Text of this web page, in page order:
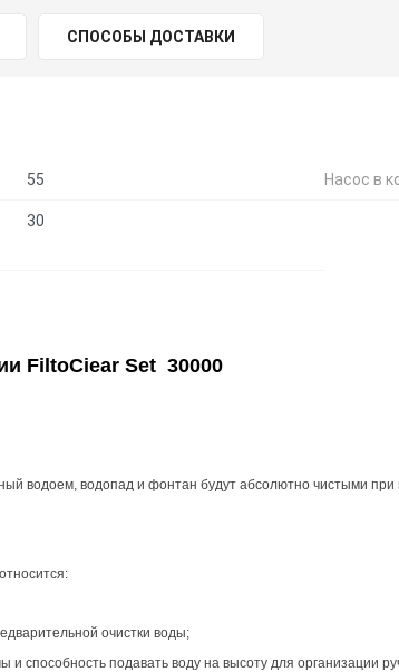
СПОСОБЫ ДОСТАВКИ
55 Насос в
30
FiltoCiear Set 30000
водоем, водопад и фонтан будут абсолютно чистыми
очистки воды;
способность подавать воду на высоту для организации